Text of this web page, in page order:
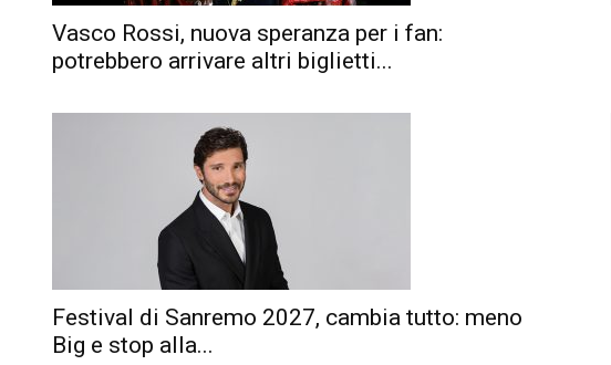
Vasco Rossi, nuova speranza per i fan:
potrebbero arrivare altri biglietti...
Festival di Sanremo 2027, cambia tutto: meno
Big e stop alla...